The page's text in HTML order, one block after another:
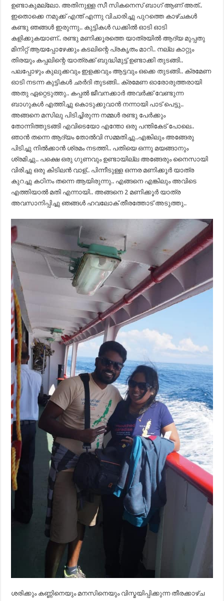
ഉണ്ടാകുമല്ലോ. അതിനുള്ള സീ സികനെസ് ബാഗ് ആണ് അത്..
ഇതൊക്കെ നമുക്ക് എന്ത് എന്നു വിചാരിച്ചു പുറത്തെ കാഴ്‍ചകൾ
കണ്ടു ഞങ്ങൾ ഇരുന്നു.. കുട്ടികൾ ഡക്കിൽ ഓടി ഓടി
കളിക്കുകയാണ്.. രണ്ടു മണിക്കൂരത്തെ യാത്രയിൽ ആദ്യ മുപ്പതു
മിനിറ്റ് ആയപ്പോഴേക്കും കടലിന്റെ പ്രകൃതം മാറി.. നല്ല കാറ്റും
തിരയും കപ്പലിന്റെ യാത്രക്ക് ബുദ്ധിമുട്ട് ഉണ്ടാക്കി തുടങ്ങി..
പലപ്പോഴും കുലുക്കവും ഇളക്കവും ആട്ടവും ഒക്കെ തുടങ്ങി.. ക്രമേണ
ഓടി നടന്ന കുട്ടികൾ ഛർദി തുടങ്ങി.. ക്രമേണ ഓരോരുത്തരായി
അതു ഏറ്റെടുത്തു.. കപ്പൽ ജീവനക്കാർ അവർക്ക് വേണ്ടുന്ന
ബാഗുകൾ എത്തിച്ചു കൊടുക്കുവാൻ നന്നായി പാട് പെട്ടു..
അങ്ങനെ മസിലു പിടിച്ചിരുന്ന നമ്മൾ രണ്ടു പേർക്കും
തോന്നിത്തുടങ്ങി എവിടെയോ എന്തോ ഒരു പന്തികേട് പോലെ..
ഞാൻ തന്നെ ആദ്യം തോൽവി സമ്മതിച്ചു..എങ്കിലും അങ്ങേരു
പിടിച്ചു നിൽക്കാൻ ശ്രമം നടത്തി.. പതിയെ ഒന്നു മയങ്ങാനും
ശ്രമിച്ചു.. പക്ഷെ ഒരു ഗുണവും ഉണ്ടായില്ല അങ്ങേരും നൈസായി
വിരിച്ചു ഒരു കിടിലൻ വാള്.. പിന്നീടുള്ള ഒന്നര മണിക്കൂർ യാത്ര
കുറച്ചു കഠിനം തന്നെ ആയിരുന്നു.. എങ്ങനെ എങ്കിലും അവിടെ
എത്തിയാൽ മതി എന്നായി.. അങ്ങനെ 2 മണിക്കൂർ യാത്ര
അവസാനിപ്പിച്ചു ഞങ്ങൾ ഹവലോക് തീരത്തോട് അടുത്തു..
ശരിക്കും കണ്ണിനെയും മനസിനെയും വിസ്മയിപ്പിക്കുന്ന തീരക്കാഴ്ച